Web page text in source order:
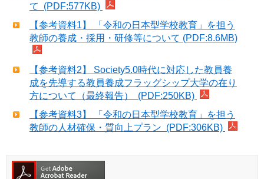
て (PDF:577KB)
【参考資料1】 「令和の日本型学校教育」を担う
教師の養成・採用・研修等について (PDF:8.6MB)
【参考資料2】 Society5.0時代に対応した教員養
成を先導する教員養成フラッグシップ大学の在り
方について（最終報告） (PDF:250KB)
【参考資料3】 「令和の日本型学校教育」を担う
教師の人材確保・質向上プラン (PDF:306KB)